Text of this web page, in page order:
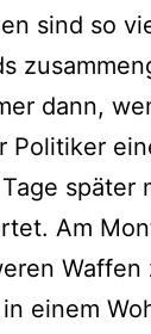
sind so
dann,
Politiker
später
Am
einem